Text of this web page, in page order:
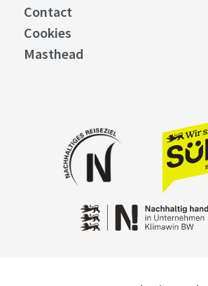
Contact
Cookies
Masthead